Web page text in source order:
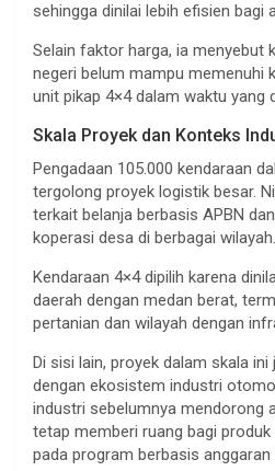
sehingga dinilai lebih efisien bagi
Selain faktor harga, ia menyebut
negeri belum mampu memenuhi
unit pikap 4×4 dalam waktu yang
Skala Proyek dan Konteks
Pengadaan 105.000 kendaraan
tergolong proyek logistik besar.
terkait belanja berbasis APBN
koperasi desa di berbagai wilayah.
Kendaraan 4×4 dipilih karena
daerah dengan medan berat,
pertanian dan wilayah dengan
Di sisi lain, proyek dalam skala ini
dengan ekosistem industri
industri sebelumnya mendorong
tetap memberi ruang bagi
pada program berbasis anggaran